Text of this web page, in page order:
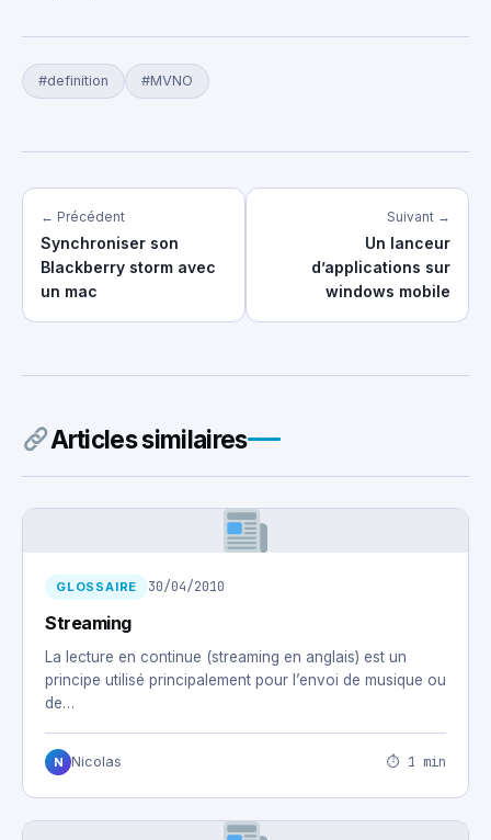
#definition #MVNO
← Précédent
Synchroniser son
Blackberry storm avec
un mac
Suivant →
Un lanceur
d’applications sur
windows mobile
Articles similaires
GLOSSAIRE 30/04/2010
Streaming
La lecture en continue (streaming en anglais) est un
principe utilisé principalement pour l’envoi de musique ou
de…
N Nicolas ⏱ 1 min